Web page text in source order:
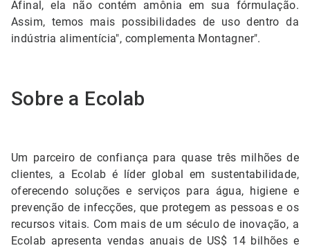
Afinal, ela não contém amônia em sua fórmulação.
Assim, temos mais possibilidades de uso dentro da
indústria alimentícia", complementa Montagner".
Sobre a Ecolab
Um parceiro de confiança para quase três milhões de
clientes, a Ecolab é líder global em sustentabilidade,
oferecendo soluções e serviços para água, higiene e
prevenção de infecções, que protegem as pessoas e os
recursos vitais. Com mais de um século de inovação, a
Ecolab apresenta vendas anuais de US$ 14 bilhões e